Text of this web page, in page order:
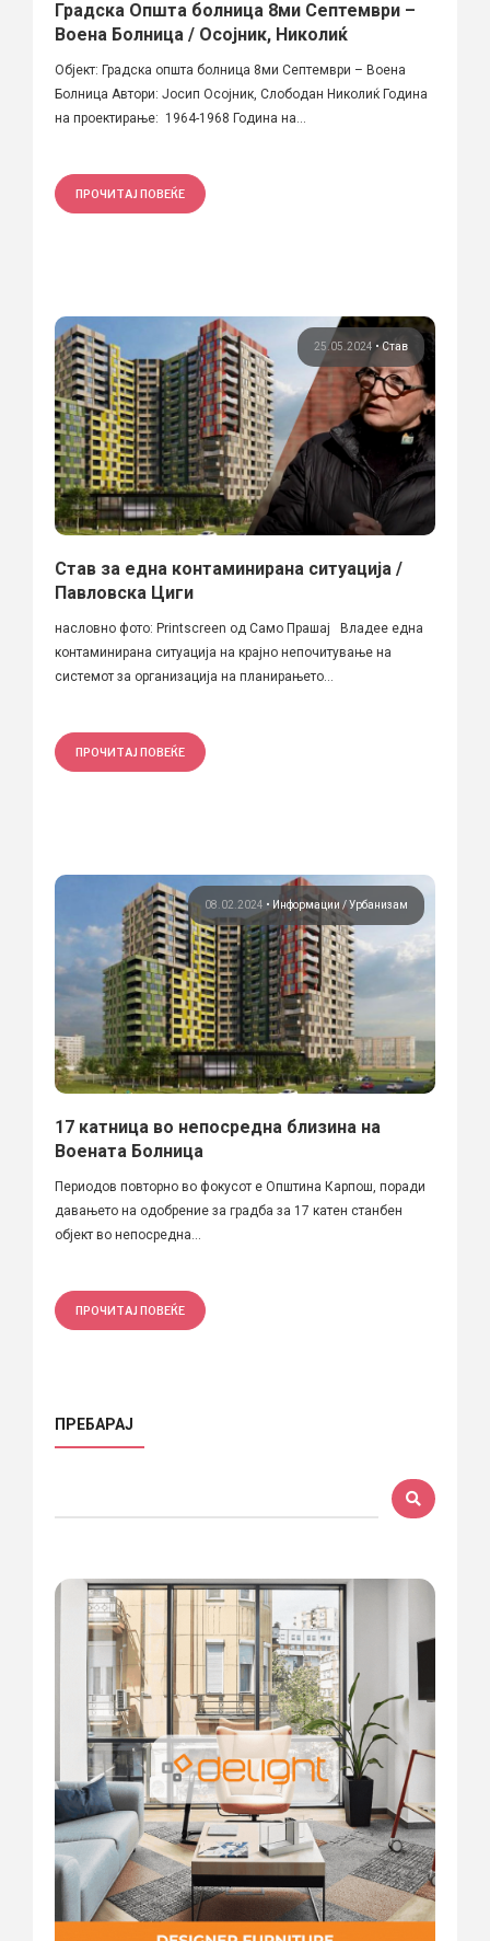
Градска Општа болница 8ми Септември –
Воена Болница / Осојник, Николиќ
Објект: Градска општа болница 8ми Септември – Воена
Болница Автори: Јосип Осојник, Слободан Николиќ Година
на проектирање: 1964-1968 Година на...
ПРОЧИТАЈ ПОВЕЌЕ
25.05.2024 •Став
Став за една контаминирана ситуација /
Павловска Циги
насловно фото: Printscreen од Само Прашај Владее една
контаминирана ситуација на крајно непочитување на
системот за организација на планирањето...
ПРОЧИТАЈ ПОВЕЌЕ
08.02.2024 • Информации Урбанизам
17 катница во непосредна близина на
Воената Болница
Периодов повторно во фокусот е Општина Карпош, поради
давањето на одобрение за градба за 17 катен станбен
објект во непосредна...
ПРОЧИТАЈ ПОВЕЌЕ
ПРЕБАРАЈ